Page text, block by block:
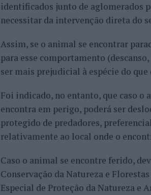
identificados junto de aglomerados
necessitar da intervenção direta do
Assim, se o animal se encontrar
para esse comportamento
ser mais prejudicial à espécie do
Foi indicado, no entanto, que caso o
encontra em perigo, poderá ser
protegido de predadores,
relativamente ao local onde o
Caso o animal se encontre ferido,
Conservação da Natureza e
Especial de Proteção da Natureza e